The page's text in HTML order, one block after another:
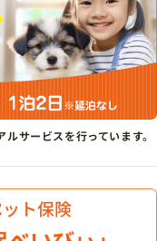
サービスを行っています。